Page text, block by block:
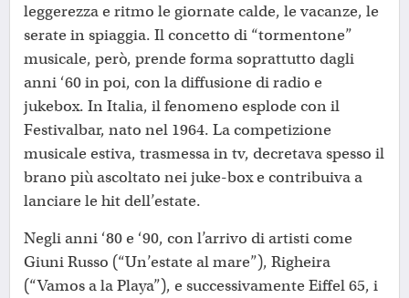
leggerezza e ritmo le giornate calde, le vacanze, le
serate in spiaggia. Il concetto di “tormentone”
musicale, però, prende forma soprattutto dagli
anni ‘60 in poi, con la diffusione di radio e
jukebox. In Italia, il fenomeno esplode con il
Festivalbar, nato nel 1964. La competizione
musicale estiva, trasmessa in tv, decretava spesso il
brano più ascoltato nei juke-box e contribuiva a
lanciare le hit dell’estate.
Negli anni ‘80 e ‘90, con l’arrivo di artisti come
Giuni Russo (“Un’estate al mare”), Righeira
(“Vamos a la Playa”), e successivamente Eiffel 65, i